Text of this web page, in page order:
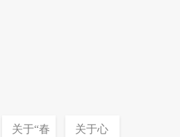
关于“春
关于心